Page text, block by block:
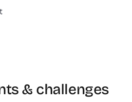
& challenges